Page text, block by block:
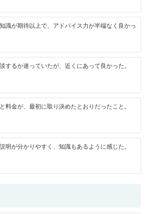
識が期待以上で、アドバイス力が半端なく良かっ
するか迷っていたが、近くにあって良かった。
料金が、最初に取り決めたとおりだったこと。
明が分かりやすく、知識もあるように感じた。